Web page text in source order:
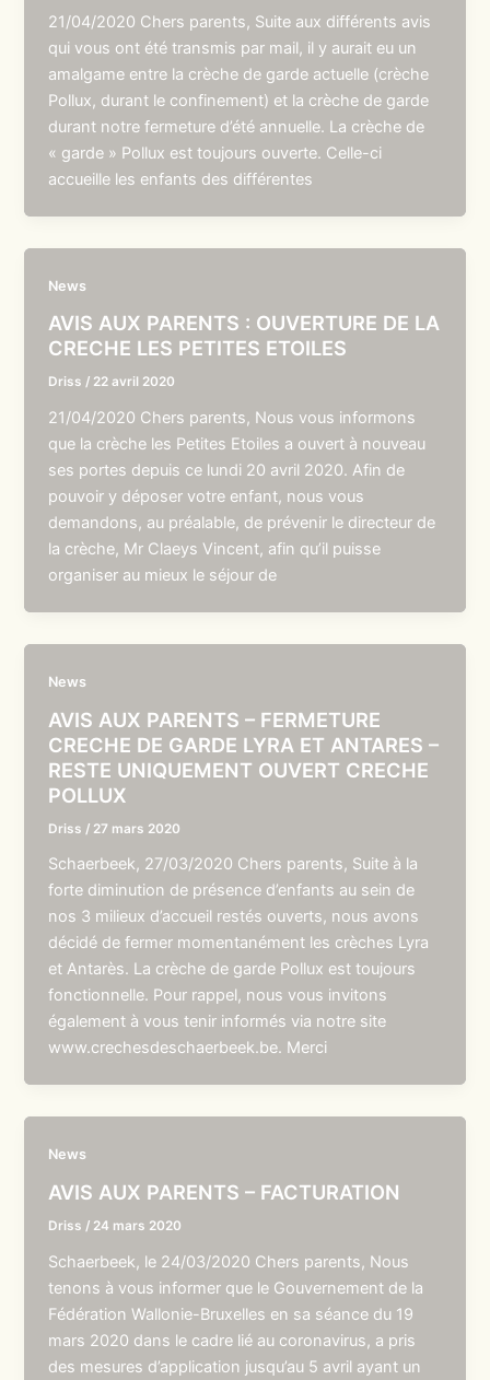
21/04/2020 Chers parents, Suite aux différents avis
qui vous ont été transmis par mail, il y aurait eu un
amalgame entre la crèche de garde actuelle (crèche
Pollux, durant le confinement) et la crèche de garde
durant notre fermeture d’été annuelle. La crèche de
« garde » Pollux est toujours ouverte. Celle-ci
accueille les enfants des différentes
News
AVIS AUX PARENTS : OUVERTURE DE LA
CRECHE LES PETITES ETOILES
Driss / 22 avril 2020
21/04/2020 Chers parents, Nous vous informons
que la crèche les Petites Etoiles a ouvert à nouveau
ses portes depuis ce lundi 20 avril 2020. Afin de
pouvoir y déposer votre enfant, nous vous
demandons, au préalable, de prévenir le directeur de
la crèche, Mr Claeys Vincent, afin qu’il puisse
organiser au mieux le séjour de
News
AVIS AUX PARENTS – FERMETURE
CRECHE DE GARDE LYRA ET ANTARES –
RESTE UNIQUEMENT OUVERT CRECHE
POLLUX
Driss / 27 mars 2020
Schaerbeek, 27/03/2020 Chers parents, Suite à la
forte diminution de présence d’enfants au sein de
nos 3 milieux d’accueil restés ouverts, nous avons
décidé de fermer momentanément les crèches Lyra
et Antarès. La crèche de garde Pollux est toujours
fonctionnelle. Pour rappel, nous vous invitons
également à vous tenir informés via notre site
www.crechesdeschaerbeek.be. Merci
News
AVIS AUX PARENTS – FACTURATION
Driss / 24 mars 2020
Schaerbeek, le 24/03/2020 Chers parents, Nous
tenons à vous informer que le Gouvernement de la
Fédération Wallonie-Bruxelles en sa séance du 19
mars 2020 dans le cadre lié au coronavirus, a pris
des mesures d’application jusqu’au 5 avril ayant un